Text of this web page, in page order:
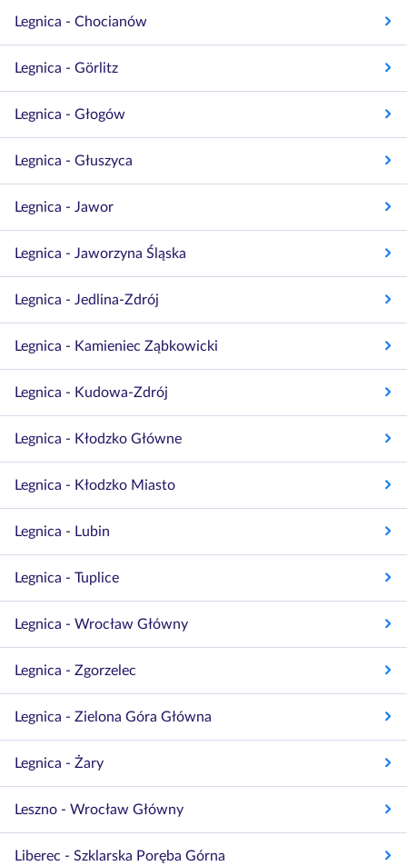
Legnica - Chocianów
Legnica - Görlitz
Legnica - Głogów
Legnica - Głuszyca
Legnica - Jawor
Legnica - Jaworzyna Śląska
Legnica - Jedlina-Zdrój
Legnica - Kamieniec Ząbkowicki
Legnica - Kudowa-Zdrój
Legnica - Kłodzko Główne
Legnica - Kłodzko Miasto
Legnica - Lubin
Legnica - Tuplice
Legnica - Wrocław Główny
Legnica - Zgorzelec
Legnica - Zielona Góra Główna
Legnica - Żary
Leszno - Wrocław Główny
Liberec - Szklarska Poręba Górna